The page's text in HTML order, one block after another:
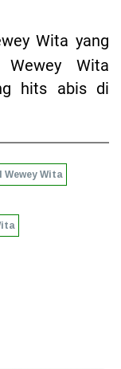
Wita yang
Wewey Wita
hits abis di
Wewey Wita